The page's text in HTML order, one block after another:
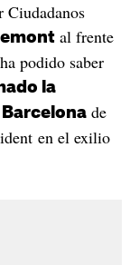
Ciudadanos
al frente
podido saber
la
de
en el exilio